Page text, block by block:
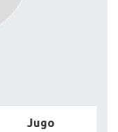
Jugo